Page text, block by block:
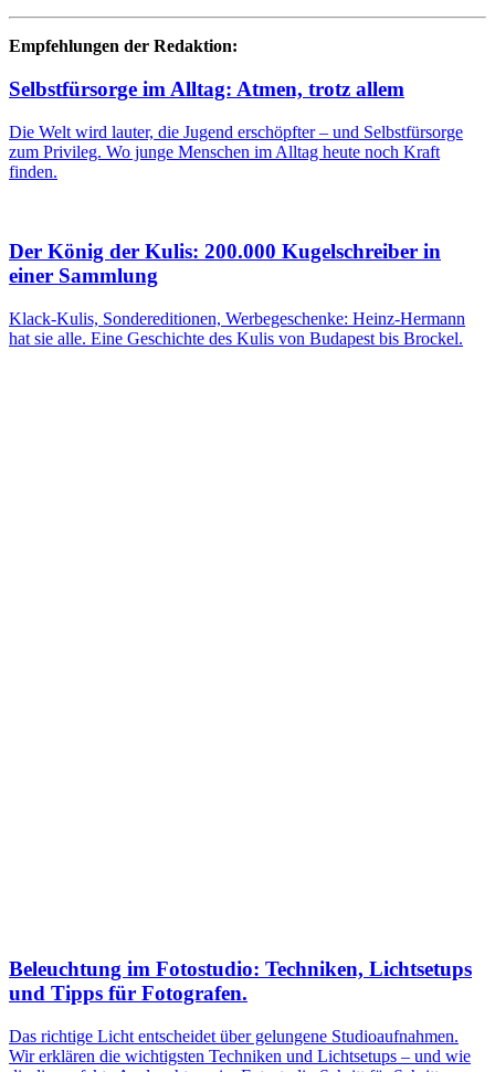
Empfehlungen der Redaktion:
Selbstfürsorge im Alltag: Atmen, trotz allem
Die Welt wird lauter, die Jugend erschöpfter – und Selbstfürsorge
zum Privileg. Wo junge Menschen im Alltag heute noch Kraft
finden.
Der König der Kulis: 200.000 Kugelschreiber in
einer Sammlung
Klack-Kulis, Sondereditionen, Werbegeschenke: Heinz-Hermann
hat sie alle. Eine Geschichte des Kulis von Budapest bis Brockel.
Beleuchtung im Fotostudio: Techniken, Lichtsetups
und Tipps für Fotografen.
Das richtige Licht entscheidet über gelungene Studioaufnahmen.
Wir erklären die wichtigsten Techniken und Lichtsetups – und wie